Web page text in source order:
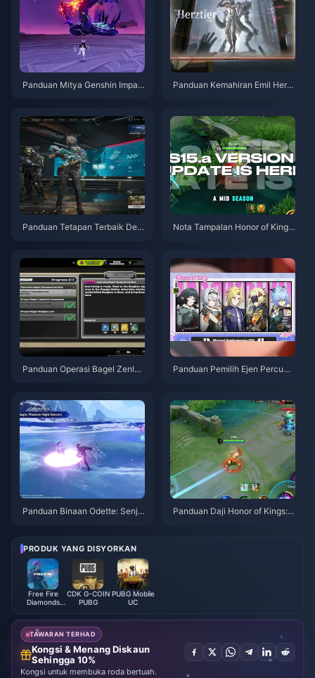
Panduan Mitya Genshin Impac
Panduan Kemahiran Emil Herzt
Panduan Tetapan Terbaik Delt
Nota Tampalan Honor of Kings
Panduan Operasi Bagel Zenles
Panduan Pemilih Ejen Percuma
Panduan Binaan Odette: Senja
Panduan Daji Honor of Kings: 1
PRODUK YANG DISYORKAN
Free Fire
Diamonds
CDK G-COIN
PUBG
PUBG Mobile
UC
TAWARAN TERHAD
Kongsi & Menang Diskaun
Sehingga 10%
Kongsi untuk membuka roda bertuah.